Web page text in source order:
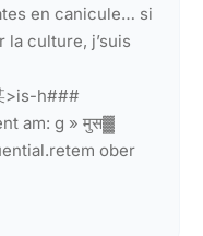
en canicule… si
la culture, j’suis
>is-h###
am: g » मुस▓